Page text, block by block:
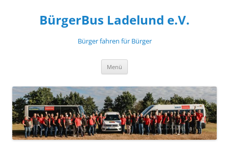
springenBürgerBus Ladelund e.V.
Bürger fahren für Bürger
Menü